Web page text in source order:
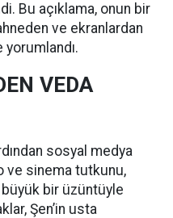
Bu açıklama, onun bir
ve ekranlardan
yorumlandı.
VEDA
sosyal medya
ve sinema tutkunu,
büyük bir üzüntüyle
Şen’in usta